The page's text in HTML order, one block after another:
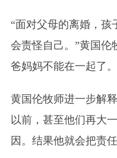
“面对父母的离婚，孩
会责怪自己。”黄国伦
爸妈妈不能在一起了
黄国伦牧师进一步解
以前，甚至他们再大
因。结果他就会把责